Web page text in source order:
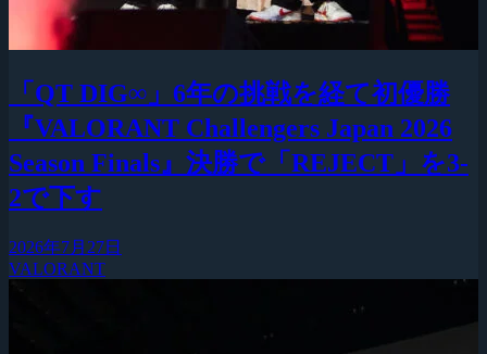
「QT DIG∞」6年の挑戦を経て初優勝
『VALORANT Challengers Japan 2026
Season Finals』決勝で「REJECT」を3-
2で下す
2026年7月27日
VALORANT